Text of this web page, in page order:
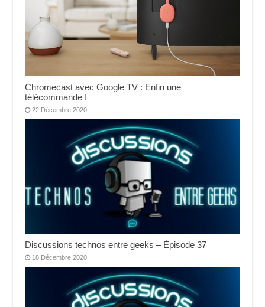
Chromecast avec Google TV : Enfin une
télécommande !
22 Décembre 2020
Discussions technos entre geeks – Épisode 37
18 Décembre 2020